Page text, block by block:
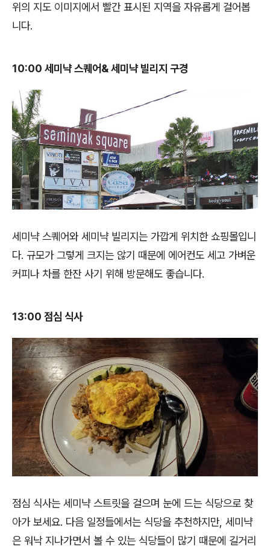
위의 지도 이미지에서 빨간 표시된 지역을 자유롭게 걸어봅
니다.
10:00 세미냑 스퀘어& 세미냑 빌리지 구경
세미냑 스퀘어와 세미냑 빌리지는 가깝게 위치한 쇼핑몰입니
다. 규모가 그렇게 크지는 않기 때문에 에어컨도 세고 가벼운
커피나 차를 한잔 사기 위해 방문해도 좋습니다.
13:00 점심 식사
점심 식사는 세미냑 스트릿을 걸으며 눈에 드는 식당으로 찾
아가 보세요. 다음 일정들에서는 식당을 추천하지만, 세미냑
은 워낙 지나가면서 볼 수 있는 식당들이 많기 때문에 길거리